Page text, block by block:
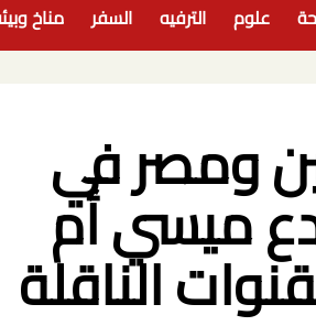
علوم الترفيه السفر مناخ
ومصر في
هل يودع ميسي أم
الناقلة